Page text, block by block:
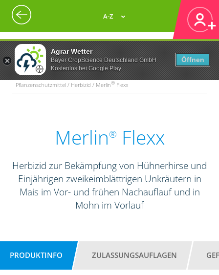
Agrar Wetter
Bayer CropScience Deutschland GmbH
Kostenlos bei Google Play
Öffnen
A-Z
Pflanzenschutzmittel / Herbizid / Merlin® Flexx
Merlin® Flexx
Herbizid zur Bekämpfung von Hühnerhirse und
Einjährigen zweikeimblättrigen Unkräutern in
Mais im Vor- und frühen Nachauflauf und in
Mohn im Vorlauf
PRODUKTINFO ZULASSUNGSAUFLAGEN